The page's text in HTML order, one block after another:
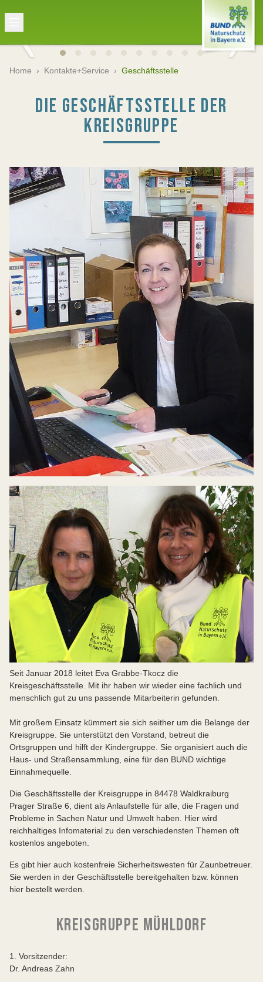
Home › Kontakte+Service › Geschäftsstelle
DIE GESCHÄFTSSTELLE DER
KREISGRUPPE
Seit Januar 2018 leitet Eva Grabbe-Tkocz die
Kreisgeschäftsstelle. Mit ihr haben wir wieder eine fachlich und
menschlich gut zu uns passende Mitarbeiterin gefunden.
Mit großem Einsatz kümmert sie sich seither um die Belange der
Kreisgruppe. Sie unterstützt den Vorstand, betreut die
Ortsgruppen und hilft der Kindergruppe. Sie organisiert auch die
Haus- und Straßensammlung, eine für den BUND wichtige
Einnahmequelle.
Die Geschäftsstelle der Kreisgruppe in 84478 Waldkraiburg
Prager Straße 6, dient als Anlaufstelle für alle, die Fragen und
Probleme in Sachen Natur und Umwelt haben. Hier wird
reichhaltiges Infomaterial zu den verschiedensten Themen oft
kostenlos angeboten.
Es gibt hier auch kostenfreie Sicherheitswesten für Zaunbetreuer.
Sie werden in der Geschäftsstelle bereitgehalten bzw. können
hier bestellt werden.
KREISGRUPPE MÜHLDORF
1. Vorsitzender:
Dr. Andreas Zahn